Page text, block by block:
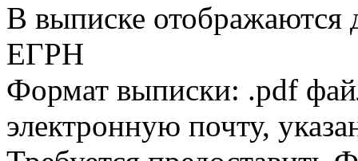
В выписке
ЕГРН
Формат выписки: .pdf
электронную почту,